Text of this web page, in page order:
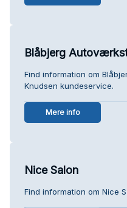
Blåbjerg
Find information om
Knudsen kundeservice.
Mere info
Nice Salon
Find information om Nice